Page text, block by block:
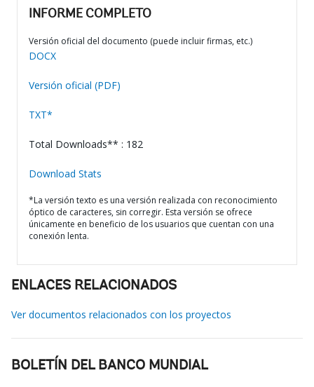
INFORME COMPLETO
Versión oficial del documento (puede incluir firmas, etc.)
DOCX
Versión oficial (PDF)
TXT*
Total Downloads** : 182
Download Stats
*La versión texto es una versión realizada con reconocimiento
óptico de caracteres, sin corregir. Esta versión se ofrece
únicamente en beneficio de los usuarios que cuentan con una
conexión lenta.
ENLACES RELACIONADOS
Ver documentos relacionados con los proyectos
BOLETÍN DEL BANCO MUNDIAL